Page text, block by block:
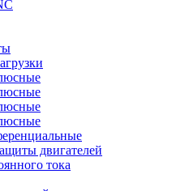
двигателей
тока